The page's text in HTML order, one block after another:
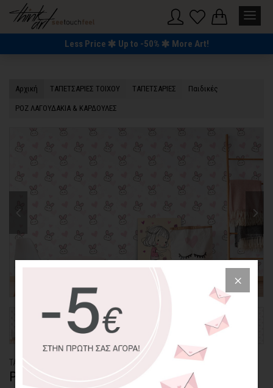
Less Price Up to -50% More Art!
Αρχική TΑΠΕΤΣΑΡΙΕΣ ΤΟΙΧΟΥ TΑΠΕΤΣΑΡΙΕΣ Παιδικές
ΡΟΖ ΛΑΓΟΥΔΑΚΙΑ & ΚΑΡΔΟΥΛΕΣ
ΤΑΠΕΤΣΑΡΙΑ PATTERN
ΡΟΖ ΛΑΓΟΥΔΑΚΙΑ & ΚΑΡΔΟΥΛΕΣ